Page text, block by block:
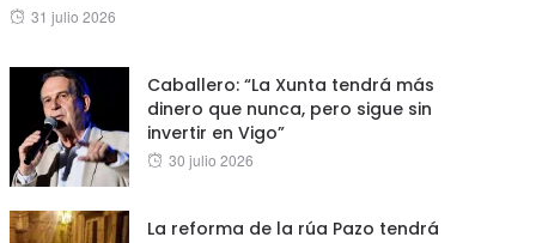
Posted
31 julio 2026
Caballero: “La Xunta tendrá más
dinero que nunca, pero sigue sin
invertir en Vigo”
Posted
30 julio 2026
La reforma de la rúa Pazo tendrá